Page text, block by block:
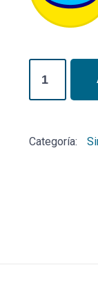
Ayurveda
Pélvico
Categoría: